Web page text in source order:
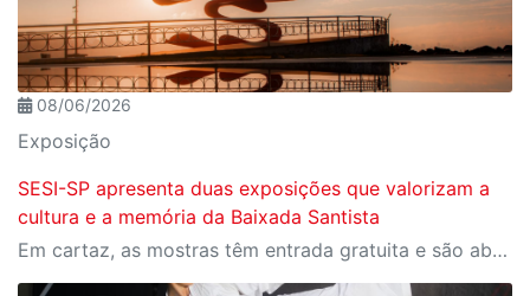
08/06/2026
Exposição
SESI-SP apresenta duas exposições que valorizam a
cultura e a memória da Baixada Santista
Em cartaz, as mostras têm entrada gratuita e são abertas à visitação